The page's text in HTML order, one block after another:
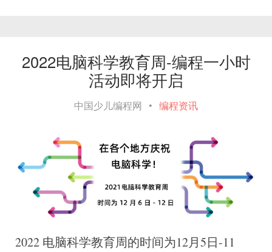
2022电脑科学教育周-编程一小时
活动即将开启
中国少儿编程网 • 编程资讯
2022 电脑科学教育周的时间为12月5日-11